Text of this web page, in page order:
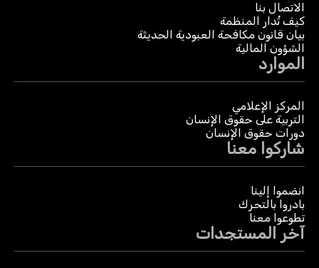
الاتصال بنا
كيف تُدار المنظمة
بيان قانون مكافحة العبودية الحديثة
الشؤون المالية
الموارد
المركز الإعلامي
التربية على حقوق الإنسان
دورات حقوق الإنسان
شاركوا معنا
انضموا إلينا
بادروا بالتحرك
تطوعوا معنا
آخر المستجدات